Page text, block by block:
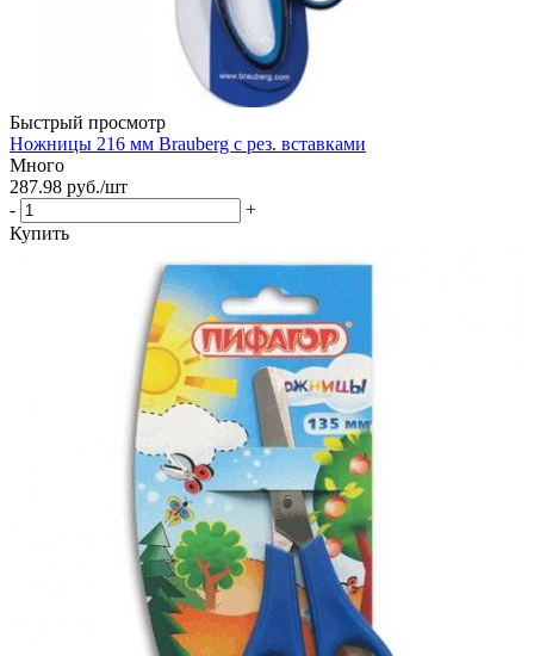
Быстрый просмотр
Ножницы 216 мм Brauberg с рез. вставками
Много
287.98 руб./шт
-
+
Купить